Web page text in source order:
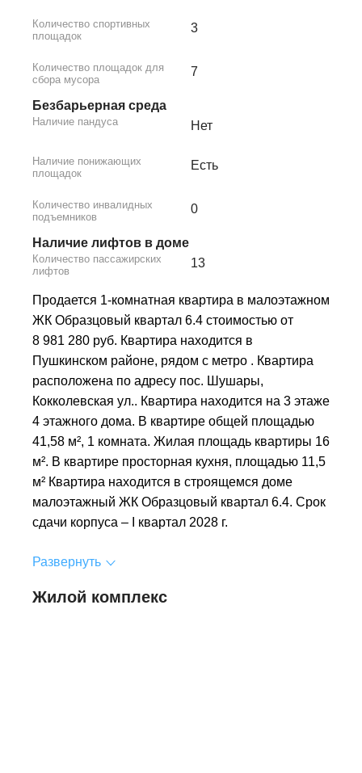
Количество спортивных
площадок
3
Количество площадок для
сбора мусора
7
Безбарьерная среда
Наличие пандуса Нет
Наличие понижающих
площадок
Есть
Количество инвалидных
подъемников
0
Наличие лифтов в доме
Количество пассажирских
лифтов
13
Продается 1-комнатная квартира в малоэтажном
ЖК Образцовый квартал 6.4 стоимостью от
8 981 280 руб. Квартира находится в
Пушкинском районе, рядом с метро . Квартира
расположена по адресу пос. Шушары,
Кокколевская ул.. Квартира находится на 3 этаже
4 этажного дома. В квартире общей площадью
41,58 м², 1 комната. Жилая площадь квартиры 16
м². В квартире просторная кухня, площадью 11,5
м² Квартира находится в строящемся доме
малоэтажный ЖК Образцовый квартал 6.4. Срок
сдачи корпуса – I квартал 2028 г.
Развернуть
Жилой комплекс